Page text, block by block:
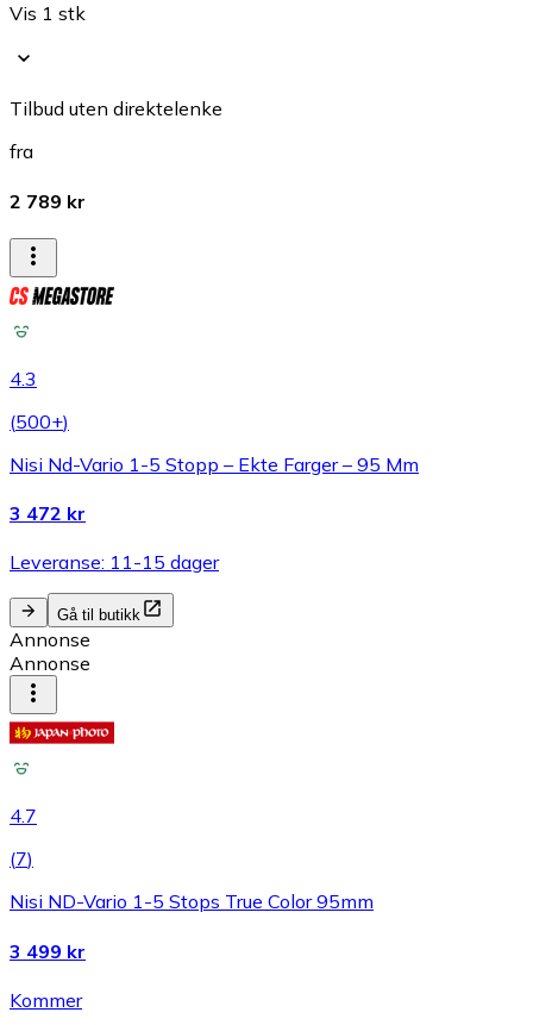
Vis 1 stk
Tilbud uten direktelenke
fra
2 789 kr
4.3
(500+)
Nisi Nd-Vario 1-5 Stopp – Ekte Farger – 95 Mm
3 472 kr
Leveranse: 11-15 dager
Gå til butikk
Annonse
Annonse
4.7
(7)
Nisi ND-Vario 1-5 Stops True Color 95mm
3 499 kr
Kommer